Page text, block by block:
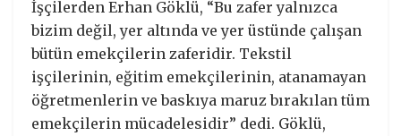
İşçilerden Erhan Göklü, “Bu zafer yalnızca
bizim değil, yer altında ve yer üstünde çalışan
bütün emekçilerin zaferidir. Tekstil
işçilerinin, eğitim emekçilerinin, atanamayan
öğretmenlerin ve baskıya maruz bırakılan tüm
emekçilerin mücadelesidir” dedi. Göklü,